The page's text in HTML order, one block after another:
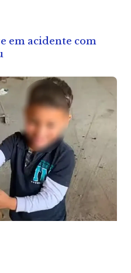
em acidente com